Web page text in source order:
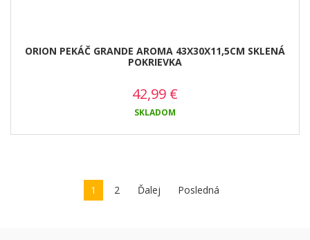
ORION PEKÁČ GRANDE AROMA 43X30X11,5CM SKLENÁ
POKRIEVKA
42,99 €
SKLADOM
1 2 Ďalej Posledná